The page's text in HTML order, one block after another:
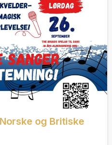
og Britiske